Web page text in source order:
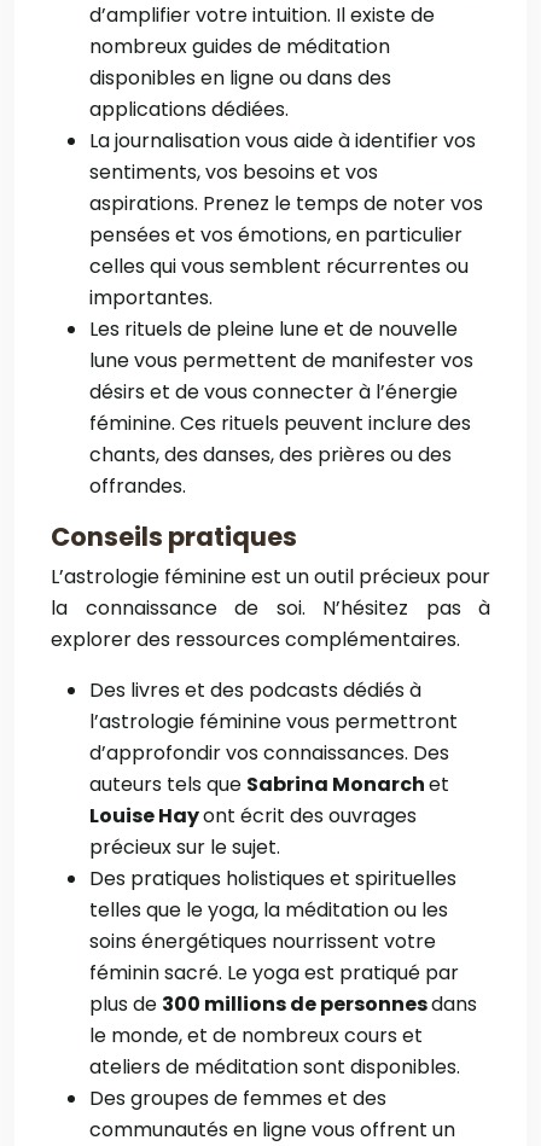
d’amplifier votre intuition. Il existe de
nombreux guides de méditation
disponibles en ligne ou dans des
applications dédiées.
La journalisation vous aide à identifier vos
sentiments, vos besoins et vos
aspirations. Prenez le temps de noter vos
pensées et vos émotions, en particulier
celles qui vous semblent récurrentes ou
importantes.
Les rituels de pleine lune et de nouvelle
lune vous permettent de manifester vos
désirs et de vous connecter à l’énergie
féminine. Ces rituels peuvent inclure des
chants, des danses, des prières ou des
offrandes.
Conseils pratiques
L’astrologie féminine est un outil précieux pour
la connaissance de soi. N’hésitez pas à
explorer des ressources complémentaires.
Des livres et des podcasts dédiés à
l’astrologie féminine vous permettront
d’approfondir vos connaissances. Des
auteurs tels que Sabrina Monarchet
Louise Hayont écrit des ouvrages
précieux sur le sujet.
Des pratiques holistiques et spirituelles
telles que le yoga, la méditation ou les
soins énergétiques nourrissent votre
féminin sacré. Le yoga est pratiqué par
plus de 300 millions de personnesdans
le monde, et de nombreux cours et
ateliers de méditation sont disponibles.
Des groupes de femmes et des
communautés en ligne vous offrent un